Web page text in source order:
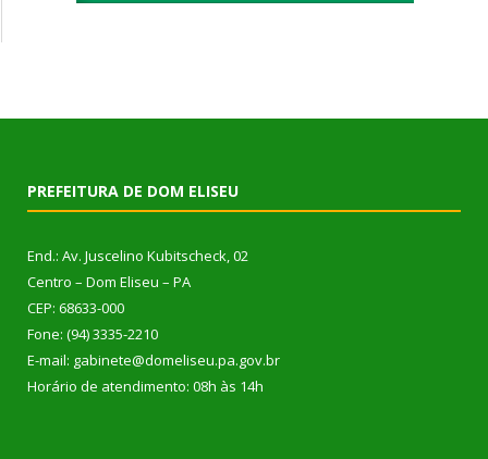
PREFEITURA DE DOM ELISEU
End.: Av. Juscelino Kubitscheck, 02
Centro – Dom Eliseu – PA
CEP: 68633-000
Fone: (94) 3335-2210
E-mail: gabinete@domeliseu.pa.gov.br
Horário de atendimento: 08h às 14h